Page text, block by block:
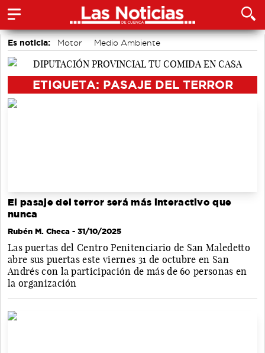
Es noticia: Motor
Medio Ambiente
accidentes laborales
ETIQUETA: PASAJE DEL TERROR
El pasaje del terror será más interactivo que
nunca
Rubén M. Checa - 31/10/2025
Las puertas del Centro Penitenciario de San Maledetto
abre sus puertas este viernes 31 de octubre en San
Andrés con la participación de más de 60 personas en
la organización